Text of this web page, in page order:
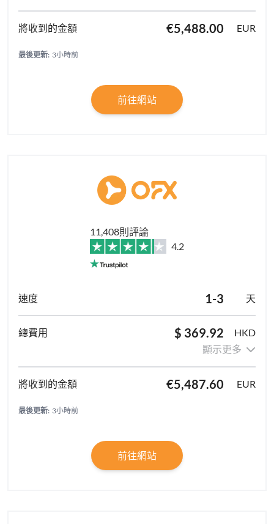
€5,488.00 EUR
最後更新: 3小時前
前往網站
11,408則評論
4.2
1-3 天
$ 369.92
HKD
顯示更多
€5,487.60 EUR
最後更新: 3小時前
前往網站